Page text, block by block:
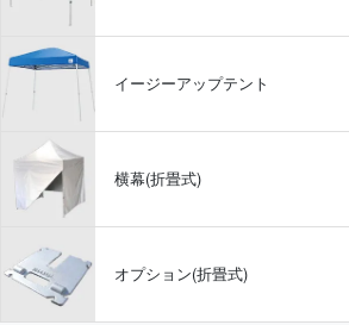
イージーアップテント
横幕(折畳式)
オプション(折畳式)